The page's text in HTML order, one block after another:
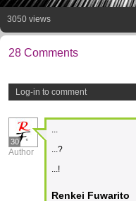
3050 views
28 Comments
Log-in to comment
30
Author
...
...?
...!
Renkei Fuwarito